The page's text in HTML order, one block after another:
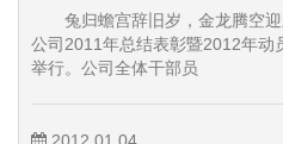
兔归蟾宫辞旧岁，金龙腾空迎
公司2011年总结表彰暨2012年动
举行。公司全体干部员